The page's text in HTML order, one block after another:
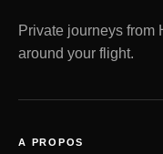
Private journeys from
around your flight.
A PROPOS